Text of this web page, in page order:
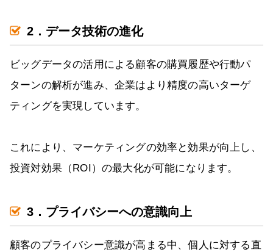
2．データ技術の進化
ビッグデータの活用による顧客の購買履歴や行動パ
ターンの解析が進み、企業はより精度の高いターゲ
ティングを実現しています。
これにより、マーケティングの効率と効果が向上し、
投資対効果（ROI）の最大化が可能になります。
3．プライバシーへの意識向上
顧客のプライバシー意識が高まる中、個人に対する直